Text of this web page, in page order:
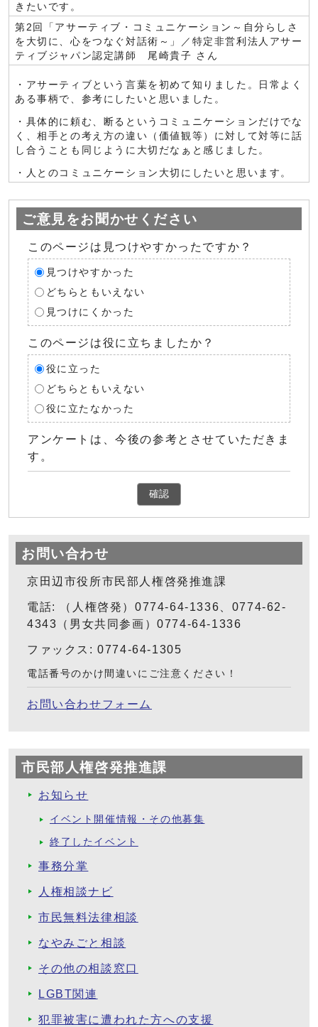
きたいです。
第2回「アサーティブ・コミュニケーション～自分らしさ
を大切に、心をつなぐ対話術～」／特定非営利法人アサー
ティブジャパン認定講師 尾崎貴子 さん
・アサーティブという言葉を初めて知りました。日常よく
ある事柄で、参考にしたいと思いました。
・具体的に頼む、断るというコミュニケーションだけでな
く、相手との考え方の違い（価値観等）に対して対等に話
し合うことも同じように大切だなぁと感じました。
・人とのコミュニケーション大切にしたいと思います。
ご意見をお聞かせください
このページは見つけやすかったですか？
見つけやすかった
どちらともいえない
見つけにくかった
このページは役に立ちましたか？
役に立った
どちらともいえない
役に立たなかった
アンケートは、今後の参考とさせていただきま
す。
確認
お問い合わせ
京田辺市役所市民部人権啓発推進課
電話: （人権啓発）0774-64-1336、0774-62-
4343（男女共同参画）0774-64-1336
ファックス: 0774-64-1305
電話番号のかけ間違いにご注意ください！
お問い合わせフォーム
市民部人権啓発推進課
お知らせ
イベント開催情報・その他募集
終了したイベント
事務分掌
人権相談ナビ
市民無料法律相談
なやみごと相談
その他の相談窓口
LGBT関連
犯罪被害に遭われた方への支援